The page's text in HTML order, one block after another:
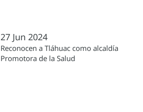
27 Jun 2024
Reconocen a Tláhuac como alcaldía
Promotora de la Salud